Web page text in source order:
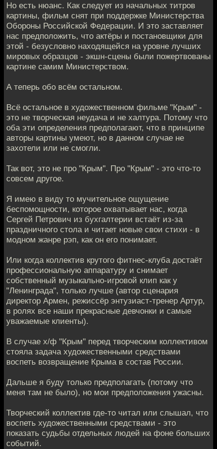
Но есть нюанс. Как следует из начальных титров
картины, фильм снят при поддержке Министерства
Обороны Российской Федерации. И это заставляет
нас предположить, что актёры и постановщики для
этой - безусловно находящейся на уровне лучших
мировых образцов - экшн-сцены были пожертвованы
картине самим Министерством.
А теперь обо всём остальном.
Всё остальное в художественном фильме "Крым" -
это не творческая неудача и не халтура. Потому что
оба эти определения предполагают, что в принципе
авторы картины умеют, но в данном случае не
захотели или не смогли.
Так вот, это не про "Крым". Про "Крым" - это что-то
совсем другое.
Я имею в виду то мучительное ощущение
беспомощности, которое охватывает нас, когда
Сергей Петрович из бухгалтерии встаёт из-за
праздничного стола и читает новые свои стихи - в
модном жанре рэп, как он его понимает.
Или когда коллектив крутого фитнес-клуба достаёт
профессиональную аппаратуру и снимает
собственный музыкально-игровой клип как у
"Ленинграда", только лучше (автор сценария
директор Армен, режиссёр энтузиаст-тренер Артур,
в ролях все наши прекрасные девчонки и самые
уважаемые клиенты).
В случае х/ф "Крым" перед творческим коллективом
стояла задача художественными средствами
воспеть возвращение Крыма в состав России.
Дальше я буду только предполагать (потому что
меня там не было), но мои предположения ужасны.
Творческий коллектив где-то читал или слышал, что
воспеть художественными средствами - это
показать судьбы отдельных людей на фоне больших
событий.